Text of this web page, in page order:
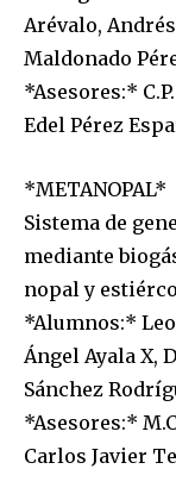
Arévalo,
Maldonado
*Asesores:*
Edel Pérez
*METANOPAL*
Sistema de
mediante
nopal y
*Alumnos:*
Ángel Ayala X,
Sánchez
*Asesores:*
Carlos Javier